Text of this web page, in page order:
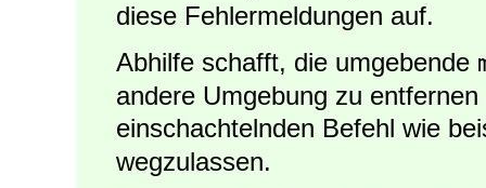
diese Fehlermeldungen auf.
Abhilfe schafft, die umgebende
andere Umgebung zu
einschachtelnden Befehl wie
wegzulassen.